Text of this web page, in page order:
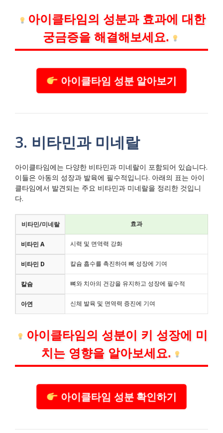
아이클타임의 성분과 효과에 대한
궁금증을 해결해보세요.
아이클타임 성분 알아보기
3. 비타민과 미네랄
아이클타임에는 다양한 비타민과 미네랄이 포함되어 있습니다.
이들은 아동의 성장과 발육에 필수적입니다. 아래의 표는 아이
클타임에서 발견되는 주요 비타민과 미네랄을 정리한 것입니
다.
비타민/미네랄 효과
비타민 A 시력 및 면역력 강화
비타민 D 칼슘 흡수를 촉진하여 뼈 성장에 기여
칼슘 뼈와 치아의 건강을 유지하고 성장에 필수적
아연 신체 발육 및 면역력 증진에 기여
아이클타임의 성분이 키 성장에 미
치는 영향을 알아보세요.
아이클타임 성분 확인하기